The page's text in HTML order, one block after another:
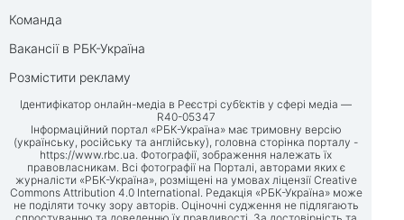
Команда
Вакансії в РБК-Україна
Розмістити рекламу
Ідентифікатор онлайн-медіа в Реєстрі суб’єктів у сфері медіа —
R40-05347
Інформаційний портал «РБК-Україна» має тримовну версію
(українську, російську та англійську), головна сторінка порталу -
https://www.rbc.ua. Фотографії, зображення належать їх
правовласникам. Всі фотографії на Порталі, авторами яких є
журналісти «РБК-Україна», розміщені на умовах ліцензії Creative
Commons Attribution 4.0 International. Редакція «РБК-Україна» може
не поділяти точку зору авторів. Оціночні судження не підлягають